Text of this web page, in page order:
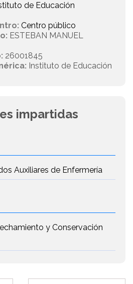
de Educación
Centro público
ESTEBAN MANUEL
26001845
Instituto de Educación
impartidas
Auxiliares de Enfermería
y Conservación